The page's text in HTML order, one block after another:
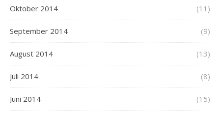
Oktober 2014 (11)
September 2014 (9)
August 2014 (13)
Juli 2014 (8)
Juni 2014 (15)